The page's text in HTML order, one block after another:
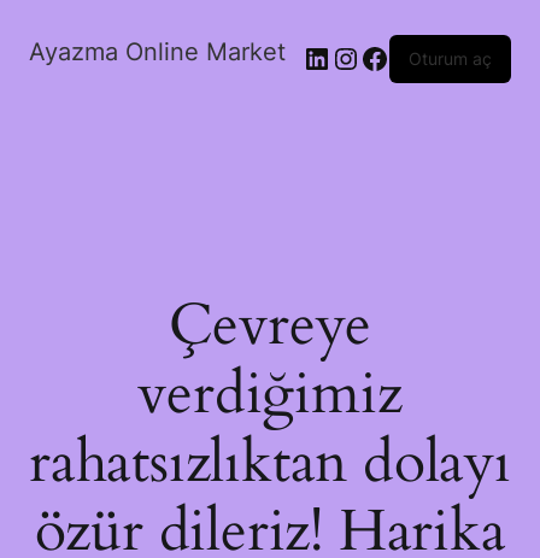
Ayazma Online Market LinkedIn
Instagram
Facebook
Oturum aç
Çevreye
verdiğimiz
rahatsızlıktan dolayı
özür dileriz! Harika